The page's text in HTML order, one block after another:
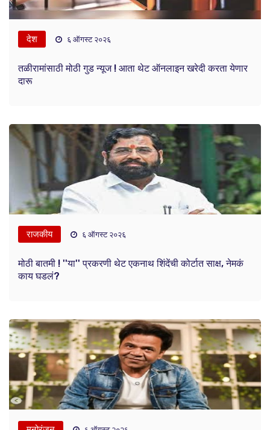
देश ६ ऑगस्ट २०२६
तळीरामांसाठी मोठी गुड न्यूज ! आता थेट ऑनलाइन खरेदी करता येणार
दारू
राजकीय ६ ऑगस्ट २०२६
मोठी बातमी ! ''या'' प्रकरणी थेट एकनाथ शिंदेंची कोर्टात साक्ष, नेमकं
काय घडलं?